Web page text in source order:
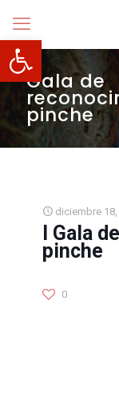
Abrir barra de
Gala de
pinche
diciembre
I Gala
pinche
0